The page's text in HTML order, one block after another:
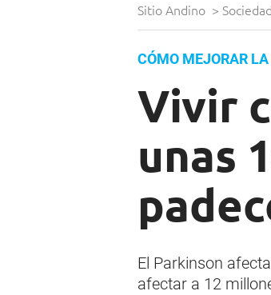
Sitio Andino > Sociedad
CÓMO MEJORAR
Vivir
unas
El Parkinson
afectar a 12